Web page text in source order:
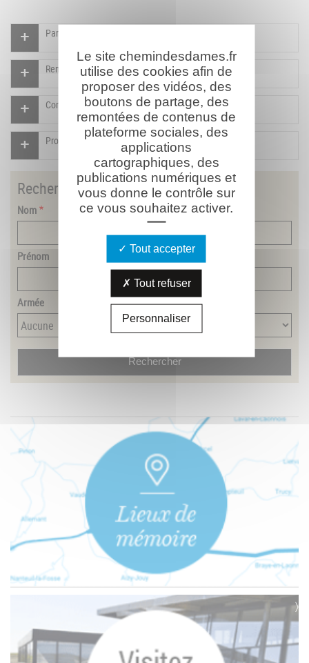
Participer à l'indexation du Mémorial virtuel
Rendre un hommage pour ce combattant
Compléter la fiche pour ce combattant
Proposer un document pour ce combattant
Rechercherun combattant
Nom
Prénom
Armée
Le site chemindesdames.fr
utilise des cookies afin de
proposer des vidéos, des
boutons de partage, des
remontées de contenus de
plateforme sociales, des
applications
cartographiques, des
publications numériques et
vous donne le contrôle sur
ce vous souhaitez activer.
Tout accepter
Tout refuser
Personnaliser